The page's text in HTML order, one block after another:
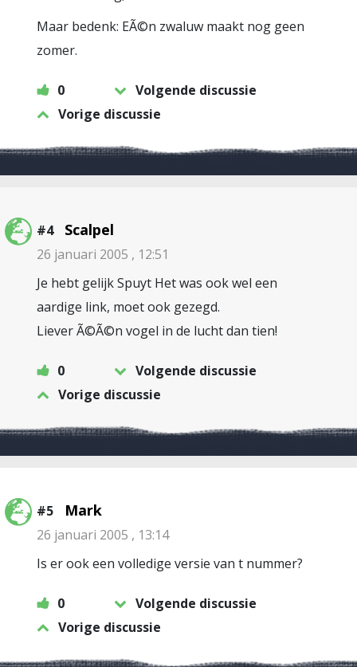
Maar bedenk: EÃ©n zwaluw maakt nog geen
zomer.
0
Volgende discussie
Vorige discussie
#4 Scalpel
26 januari 2005 , 12:51
Je hebt gelijk Spuyt Het was ook wel een
aardige link, moet ook gezegd.
Liever Ã©Ã©n vogel in de lucht dan tien!
0
Volgende discussie
Vorige discussie
#5 Mark
26 januari 2005 , 13:14
Is er ook een volledige versie van t nummer?
0
Volgende discussie
Vorige discussie